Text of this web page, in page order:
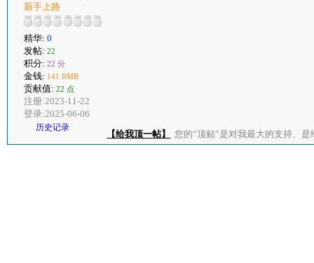
新手上路
精华: 0
发帖: 22
积分: 22 分
金钱: 141 RMB
贡献值: 22 点
注册:2023-11-22
登录:2025-06-06
历史记录
【给我顶一帖】 您的“顶贴”是对我最大的支持、